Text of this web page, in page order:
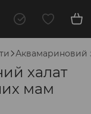
Аквамариновий
халат
мам